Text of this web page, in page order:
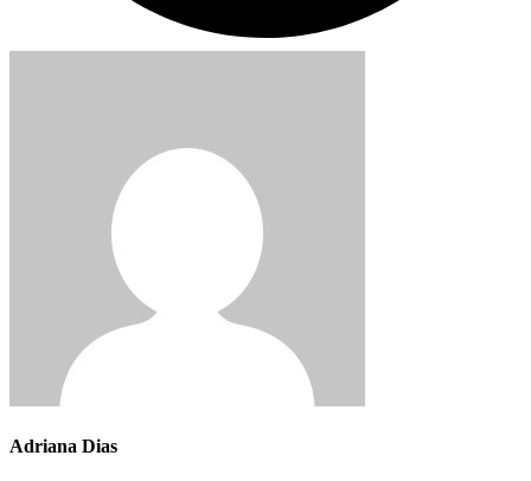
Adriana Dias